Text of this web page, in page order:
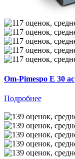
Om-Pimespo E 30 ac
Подробнее